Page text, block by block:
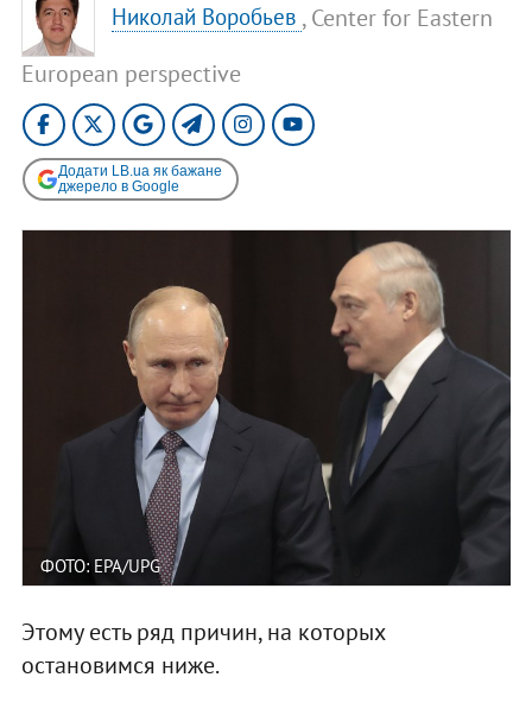
Николай Воробьев , Center for Eastern
European perspective
Додати LB.ua як бажане
джерело в Google
ФОТО: EPA/UPG
Этому есть ряд причин, на которых
остановимся ниже.